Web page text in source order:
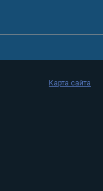
Карта сайта